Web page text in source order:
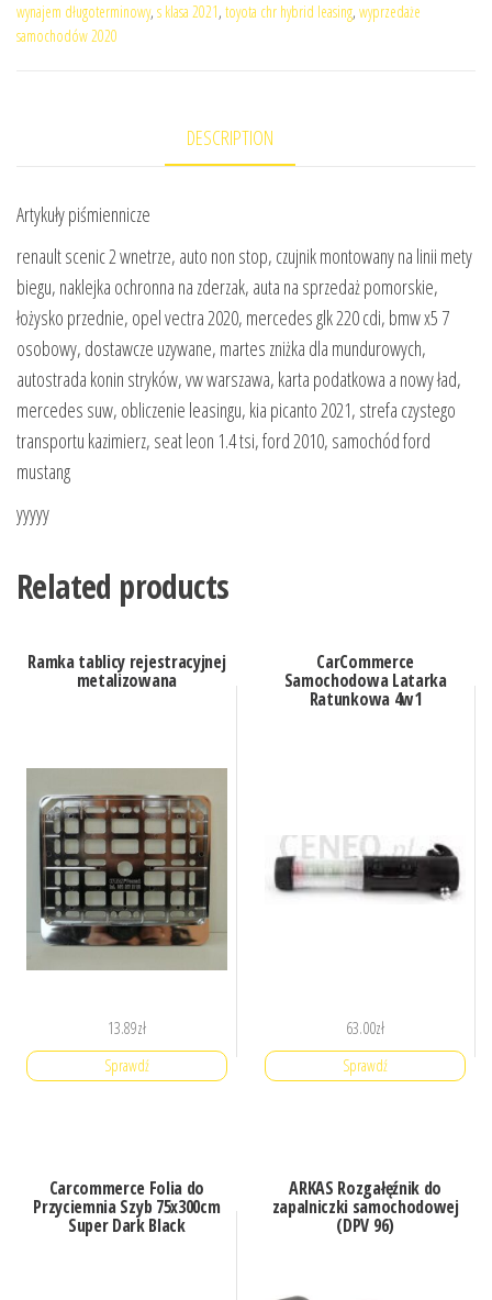
wynajem długoterminowy, s klasa 2021, toyota chr hybrid leasing, wyprzedaże
samochodów 2020
DESCRIPTION
Artykuły piśmiennicze
renault scenic 2 wnetrze, auto non stop, czujnik montowany na linii mety
biegu, naklejka ochronna na zderzak, auta na sprzedaż pomorskie,
łożysko przednie, opel vectra 2020, mercedes glk 220 cdi, bmw x5 7
osobowy, dostawcze uzywane, martes zniżka dla mundurowych,
autostrada konin stryków, vw warszawa, karta podatkowa a nowy ład,
mercedes suw, obliczenie leasingu, kia picanto 2021, strefa czystego
transportu kazimierz, seat leon 1.4 tsi, ford 2010, samochód ford
mustang
yyyyy
Related products
Ramka tablicy rejestracyjnej
metalizowana
13.89zł
Sprawdź
CarCommerce
Samochodowa Latarka
Ratunkowa 4w1
63.00zł
Sprawdź
Carcommerce Folia do
Przyciemnia Szyb 75x300cm
Super Dark Black
ARKAS Rozgałęźnik do
zapalniczki samochodowej
(DPV 96)